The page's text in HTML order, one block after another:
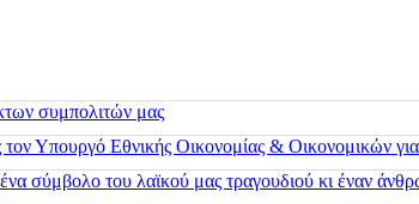
συμπολιτών μας
τον Υπουργό Εθνικής Οικονομίας & Οικονομικών
σύμβολο του λαϊκού μας τραγουδιού κι έναν